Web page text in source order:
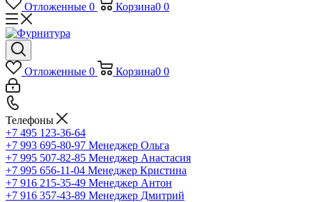
Отложенные 0 Корзина0 0
Отложенные 0 Корзина0 0
Телефоны
+7 495 123-36-64
+7 993 695-80-97 Менеджер Ольга
+7 995 507-82-85 Менеджер Анастасия
+7 995 656-11-04 Менеджер Кристина
+7 916 215-35-49 Менеджер Антон
+7 916 357-43-89 Менеджер Дмитрий